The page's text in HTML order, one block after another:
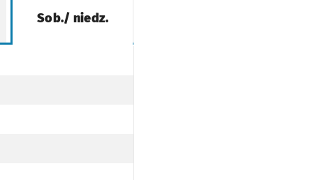
Sob./ niedz.